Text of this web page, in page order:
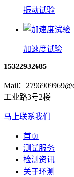
振动试验
加速度试验
15322932685
Mail：
工业路3号2楼
马上联系我们
首页
测试服务
检测资讯
关于环测